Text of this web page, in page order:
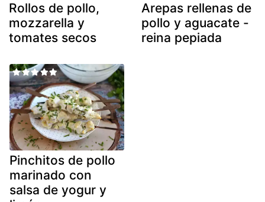
Rollos de pollo,
mozzarella y
tomates secos
Arepas rellenas de
pollo y aguacate -
reina pepiada
Pinchitos de pollo
marinado con
salsa de yogur y